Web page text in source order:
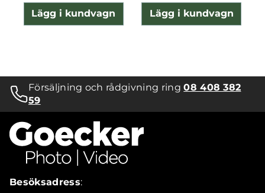
Lägg i kundvagn Lägg i kundvagn
Försäljning och rådgivning ring08 408 382
59
Besöksadress: